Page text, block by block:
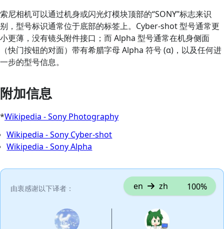
索尼相机可以通过机身或闪光灯模块顶部的“SONY”标志来识
别，型号标识通常位于底部的标签上。Cyber-shot 型号通常更
小更薄，没有镜头附件接口；而 Alpha 型号通常在机身侧面
（快门按钮的对面）带有希腊字母 Alpha 符号 (α)，以及任何进
一步的型号信息。
附加信息
*Wikipedia - Sony Photography
Wikipedia - Sony Cyber-shot
Wikipedia - Sony Alpha
由衷感谢以下译者： en zh 100%